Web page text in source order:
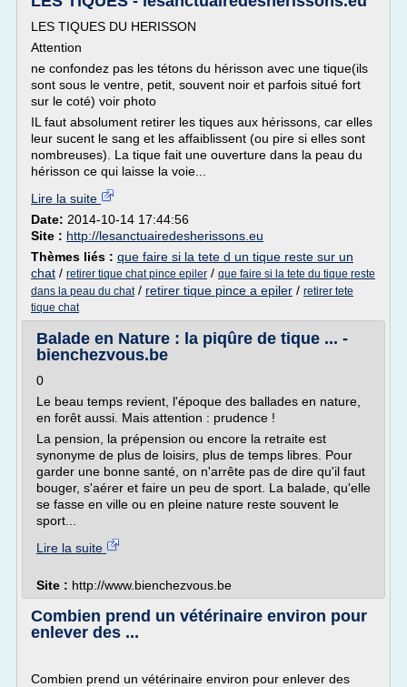
LES TIQUES DU HERISSON
Attention
ne confondez pas les tétons du hérisson avec une tique(ils
sont sous le ventre, petit, souvent noir et parfois situé fort
sur le coté) voir photo
IL faut absolument retirer les tiques aux hérissons, car elles
leur sucent le sang et les affaiblissent (ou pire si elles sont
nombreuses). La tique fait une ouverture dans la peau du
hérisson ce qui laisse la voie...
Lire la suite
Date: 2014-10-14 17:44:56
Site : http://lesanctuairedesherissons.eu
Thèmes liés : que faire si la tete d un tique reste sur un
chat / retirer tique chat pince epiler / que faire si la tete du tique reste
dans la peau du chat/ retirer tique pince a epiler / retirer tete
tique chat
Balade en Nature : la piqûre de tique ... -
bienchezvous.be
0
Le beau temps revient, l'époque des ballades en nature,
en forêt aussi. Mais attention : prudence !
La pension, la prépension ou encore la retraite est
synonyme de plus de loisirs, plus de temps libres. Pour
garder une bonne santé, on n'arrête pas de dire qu'il faut
bouger, s'aérer et faire un peu de sport. La balade, qu'elle
se fasse en ville ou en pleine nature reste souvent le
sport...
Lire la suite
Site : http://www.bienchezvous.be
Combien prend un vétérinaire environ pour
enlever des ...
Combien prend un vétérinaire environ pour enlever des